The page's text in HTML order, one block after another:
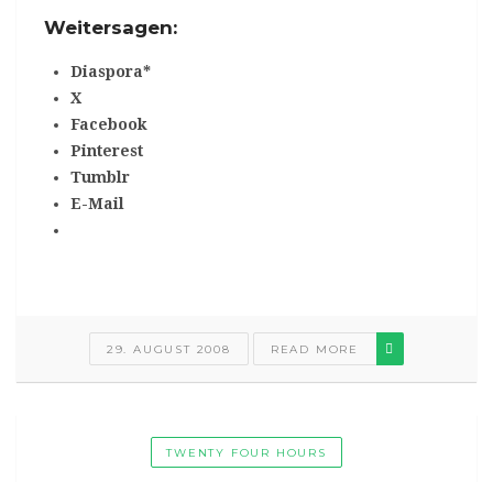
Weitersagen:
Diaspora*
X
Facebook
Pinterest
Tumblr
E-Mail
29. AUGUST 2008 READ MORE
TWENTY FOUR HOURS